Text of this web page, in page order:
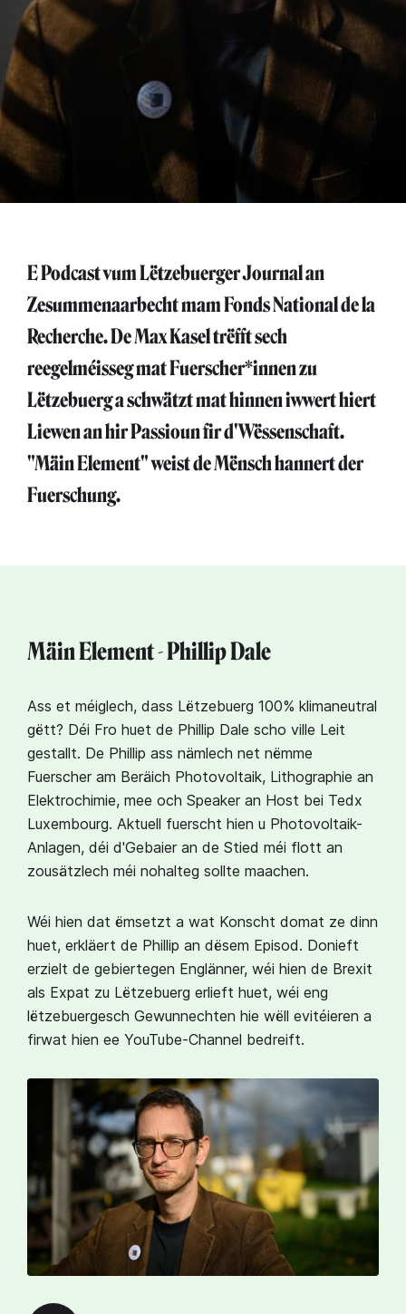
E Podcast vum Lëtzebuerger Journal an
Zesummenaarbecht mam Fonds National de la
Recherche. De Max Kasel trëfft sech
reegelméisseg mat Fuerscher*innen zu
Lëtzebuerg a schwätzt mat hinnen iwwert hiert
Liewen an hir Passioun fir d'Wëssenschaft.
"Mäin Element" weist de Mënsch hannert der
Fuerschung.
Mäin Element - Phillip Dale
Ass et méiglech, dass Lëtzebuerg 100% klimaneutral
gëtt? Déi Fro huet de Phillip Dale scho ville Leit
gestallt. De Phillip ass nämlech net nëmme
Fuerscher am Beräich Photovoltaik, Lithographie an
Elektrochimie, mee och Speaker an Host bei Tedx
Luxembourg. Aktuell fuerscht hien u Photovoltaik-
Anlagen, déi d'Gebaier an de Stied méi flott an
zousätzlech méi nohalteg sollte maachen.
Wéi hien dat ëmsetzt a wat Konscht domat ze dinn
huet, erkläert de Phillip an dësem Episod. Donieft
erzielt de gebiertegen Englänner, wéi hien de Brexit
als Expat zu Lëtzebuerg erlieft huet, wéi eng
lëtzebuergesch Gewunnechten hie wëll evitéieren a
firwat hien ee YouTube-Channel bedreift.